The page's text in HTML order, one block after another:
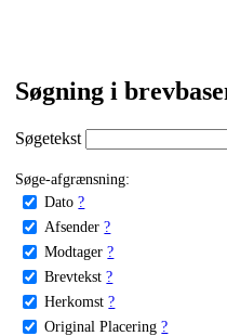
Søgning i
Søgetekst
Søge-afgrænsning:
Dato ?
Afsender ?
Modtager ?
Brevtekst ?
Herkomst ?
Original Placering ?